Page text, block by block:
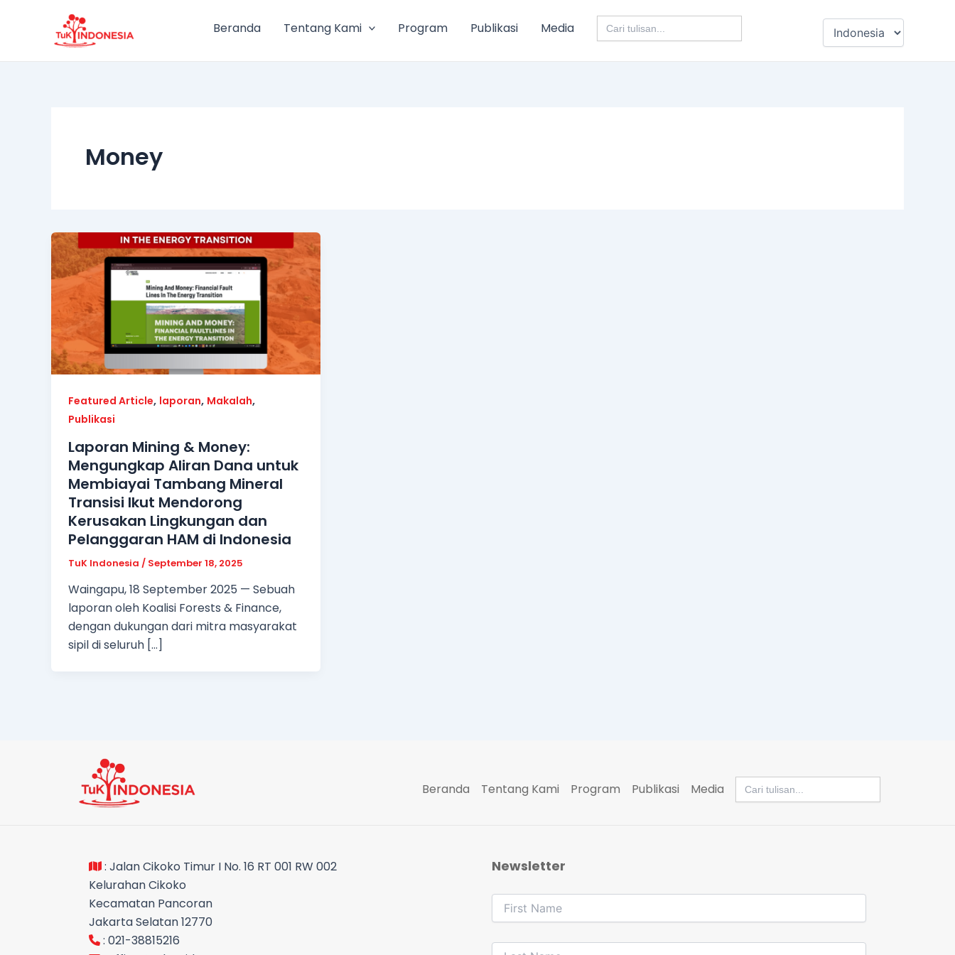
Beranda Tentang Kami Program Publikasi Media Search
for:
Money
Featured Article, laporan, Makalah,
Publikasi
Laporan Mining & Money:
Mengungkap Aliran Dana untuk
Membiayai Tambang Mineral
Transisi Ikut Mendorong
Kerusakan Lingkungan dan
Pelanggaran HAM di Indonesia
TuK Indonesia / September 18, 2025
Waingapu, 18 September 2025 — Sebuah
laporan oleh Koalisi Forests & Finance,
dengan dukungan dari mitra masyarakat
sipil di seluruh […]
Beranda Tentang Kami Program Publikasi Media Search
for:
: Jalan Cikoko Timur I No. 16 RT 001 RW 002
Kelurahan Cikoko
Kecamatan Pancoran
Jakarta Selatan 12770
: 021-38815216
Newsletter